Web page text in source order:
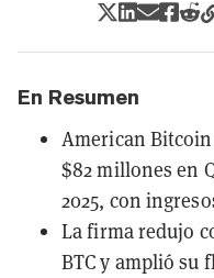
En Resumen
American
$82 millones en
2025, con
La firma redujo
BTC y amplió su